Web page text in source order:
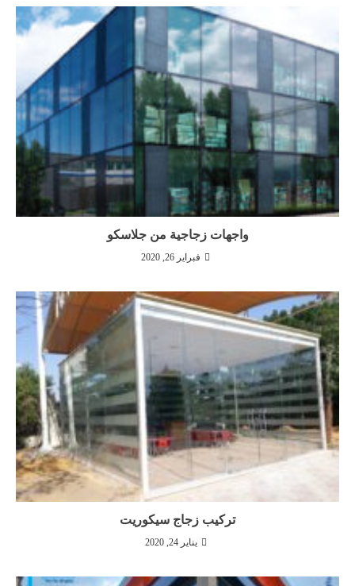
واجهات زجاجية من جلاسكو
فبراير 26, 2020
تركيب زجاج سيكوريت
يناير 24, 2020